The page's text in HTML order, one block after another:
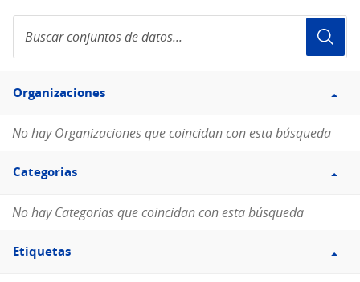
conjuntos
de
Filtro
Organizaciones
Organizaciones
No hay Organizaciones que coincidan con esta búsqueda
Filtro
Categorias
Categorias
No hay Categorias que coincidan con esta búsqueda
Filtro
Etiquetas
Etiquetas